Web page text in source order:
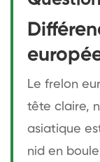
Le frelon
tête claire,
asiatique
nid en